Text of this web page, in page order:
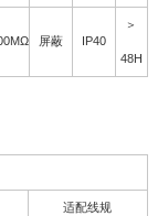
屏蔽 IP40
＞
48H
适配线规